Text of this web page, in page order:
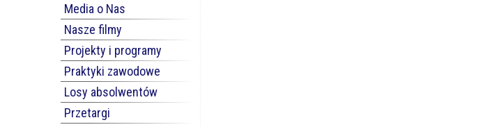
Media o Nas
Nasze filmy
Projekty i programy
Praktyki zawodowe
Losy absolwentów
Przetargi